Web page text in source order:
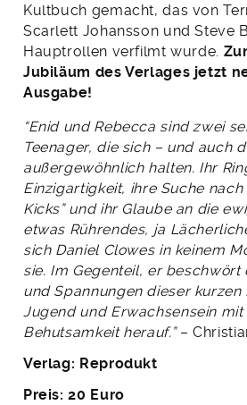
Kultbuch gemacht, das von
Scarlett Johansson und Steve
Hauptrollen verfilmt wurde.
Jubiläum des Verlages jetzt
Ausgabe!
“Enid und Rebecca sind zwei
Teenager, die sich – und auch
außergewöhnlich halten. Ihr
Einzigartigkeit, ihre Suche nach
Kicks” und ihr Glaube an die
etwas Rührendes, ja
sich Daniel Clowes in keinem
sie. Im Gegenteil, er beschwört
und Spannungen dieser kurzen
Jugend und Erwachsensein
Behutsamkeit herauf.”–
Verlag: Reprodukt
Preis: 20 Euro